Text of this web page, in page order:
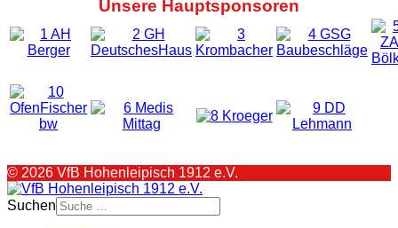
Unsere Hauptsponsoren
© 2026 VfB Hohenleipisch 1912 e.V.
Suchen